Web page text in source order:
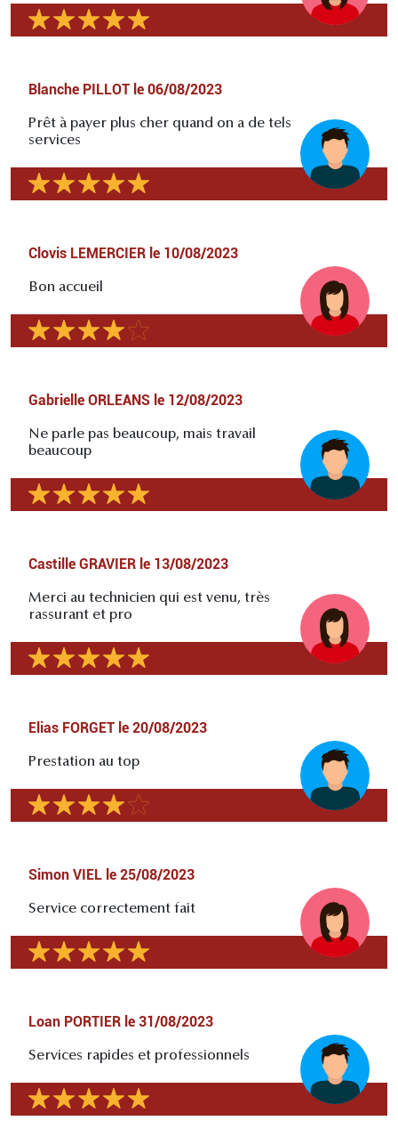
Blanche PILLOT le 06/08/2023
Prêt à payer plus cher quand on a de tels
services
Clovis LEMERCIER le 10/08/2023
Bon accueil
Gabrielle ORLEANS le 12/08/2023
Ne parle pas beaucoup, mais travail
beaucoup
Castille GRAVIER le 13/08/2023
Merci au technicien qui est venu, très
rassurant et pro
Elias FORGET le 20/08/2023
Prestation au top
Simon VIEL le 25/08/2023
Service correctement fait
Loan PORTIER le 31/08/2023
Services rapides et professionnels